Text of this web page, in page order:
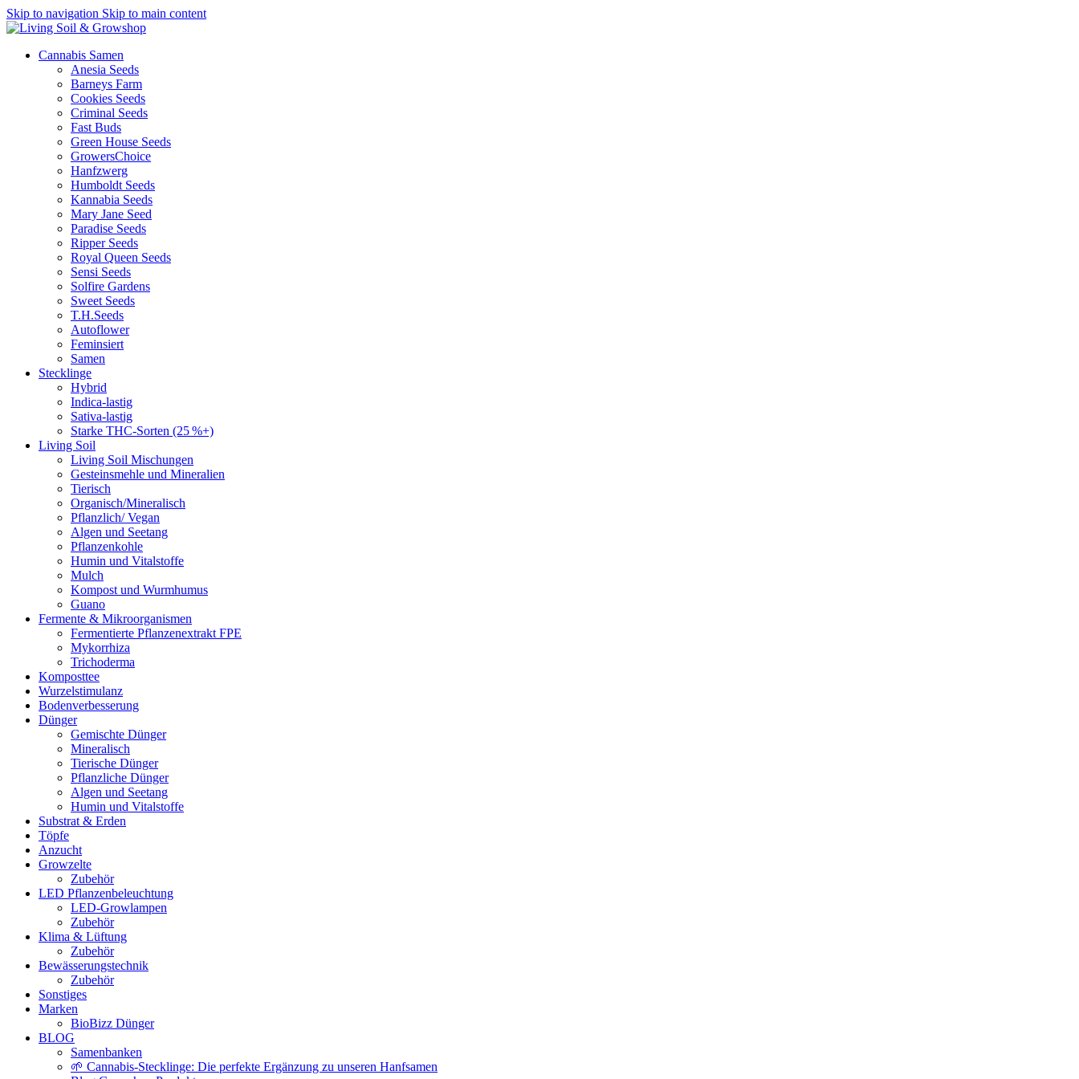
Skip to navigation Skip to main content
Cannabis Samen
Anesia Seeds
Barneys Farm
Cookies Seeds
Criminal Seeds
Fast Buds
Green House Seeds
GrowersChoice
Hanfzwerg
Humboldt Seeds
Kannabia Seeds
Mary Jane Seed
Paradise Seeds
Ripper Seeds
Royal Queen Seeds
Sensi Seeds
Solfire Gardens
Sweet Seeds
T.H.Seeds
Autoflower
Feminsiert
Samen
Stecklinge
Hybrid
Indica-lastig
Sativa-lastig
Starke THC-Sorten (25 %+)
Living Soil
Living Soil Mischungen
Gesteinsmehle und Mineralien
Tierisch
Organisch/Mineralisch
Pflanzlich/ Vegan
Algen und Seetang
Pflanzenkohle
Humin und Vitalstoffe
Mulch
Kompost und Wurmhumus
Guano
Fermente & Mikroorganismen
Fermentierte Pflanzenextrakt FPE
Mykorrhiza
Trichoderma
Komposttee
Wurzelstimulanz
Bodenverbesserung
Dünger
Gemischte Dünger
Mineralisch
Tierische Dünger
Pflanzliche Dünger
Algen und Seetang
Humin und Vitalstoffe
Substrat & Erden
Töpfe
Anzucht
Growzelte
Zubehör
LED Pflanzenbeleuchtung
LED-Growlampen
Zubehör
Klima & Lüftung
Zubehör
Bewässerungstechnik
Zubehör
Sonstiges
Marken
BioBizz Dünger
BLOG
Samenbanken
🌱 Cannabis-Stecklinge: Die perfekte Ergänzung zu unseren Hanfsamen